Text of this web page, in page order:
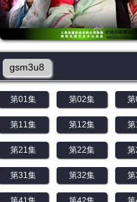
gsm3u8
第01集 第02集
第11集 第12集
第21集 第22集
第31集 第32集